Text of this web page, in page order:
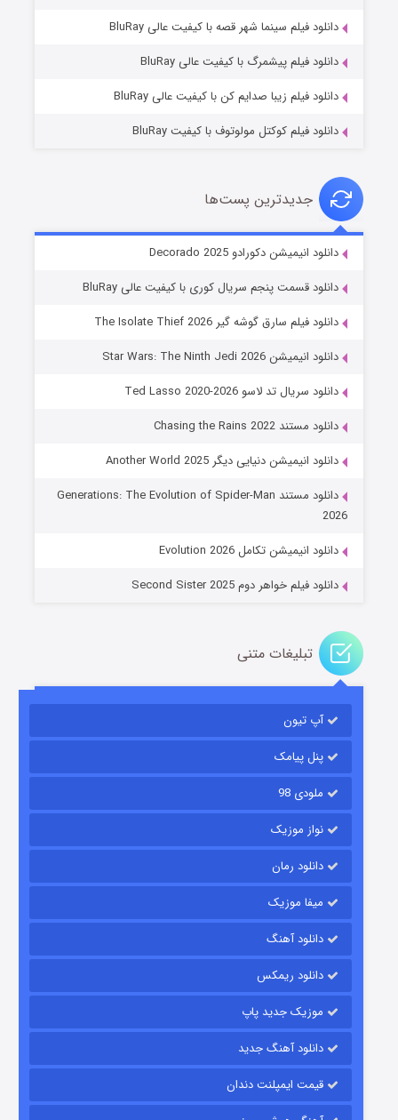
خاندان اژدها فصل ۳
جادوگری در مغولستان
قسمت۱۴ (زیرنویس) منتشر شد
باب اسفنجی فصل ۱۷
قسمت۶ (زیرنویس) منتشر شد
قسمت۱۵ (دوبله) منتشر شد
دانلود فیلم سینما شهر قصه با کیفیت عالی BluRay
دانلود فیلم پیشمرگ با کیفیت عالی BluRay
دانلود فیلم زیبا صدایم کن با کیفیت عالی BluRay
دانلود فیلم کوکتل مولوتوف با کیفیت BluRay
جدیدترین پست‌ها
دانلود انیمیشن دکورادو Decorado 2025
دانلود قسمت پنجم سریال کوری با کیفیت عالی BluRay
دانلود فیلم سارق گوشه گیر The Isolate Thief 2026
دانلود انیمیشن Star Wars: The Ninth Jedi 2026
دانلود سریال تد لاسو Ted Lasso 2020-2026
دانلود مستند Chasing the Rains 2022
دانلود انیمیشن دنیایی دیگر Another World 2025
دانلود مستند Generations: The Evolution of Spider-Man
2026
دانلود انیمیشن تکامل Evolution 2026
دانلود فیلم خواهر دوم Second Sister 2025
تبلیغات متنی
آپ تیون
پنل پیامک
ملودی 98
نواز موزیک
دانلود رمان
میفا موزیک
دانلود آهنگ
دانلود ریمکس
موزیک جدید پاپ
دانلود آهنگ جدید
قیمت ایمپلنت دندان